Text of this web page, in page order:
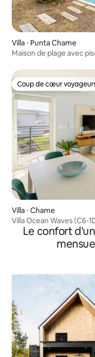
Villa ⋅ Punta Chame
Maison de plage avec
Coup de cœur
Coup de cœur
Villa ⋅ Chame
Villa Ocean Waves (C6-
Le confort